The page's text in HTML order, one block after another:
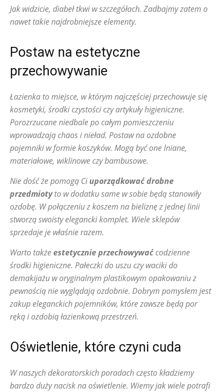
Jak widzicie, diabeł tkwi w szczegółach. Zadbajmy zatem o
nawet takie najdrobniejsze elementy.
Postaw na estetyczne
przechowywanie
Łazienka to miejsce, w którym najczęściej przechowuje się
kosmetyki, środki czystości czy artykuły higieniczne.
Porozrzucane niedbale po całym pomieszczeniu
wprowadzają chaos i nieład. Postaw na ozdobne
pojemniki w formie koszyków. Mogą być one lniane,
materiałowe, wiklinowe czy bambusowe.
Nie dość że pomogą Ci uporządkować drobne
przedmiotyto w dodatku same w sobie będą stanowiły
ozdobę. W połączeniu z koszem na bieliznę z jednej linii
stworzą swoisty elegancki komplet. Wiele sklepów
sprzedaje je właśnie razem.
Warto takżeestetycznie przechowywaćcodzienne
środki higieniczne. Pałeczki do uszu czy waciki do
demakijażu w oryginalnym plastikowym opakowaniu z
pewnością nie wyglądają ozdobnie. Dobrym pomysłem jest
zakup eleganckich pojemników, które zawsze będą por
ręką i ozdobią łazienkową przestrzeń.
Oświetlenie, które czyni cuda
W naszych dekoratorskich poradach często kładziemy
bardzo duży nacisk na oświetlenie. Wiemy jak wiele potrafi